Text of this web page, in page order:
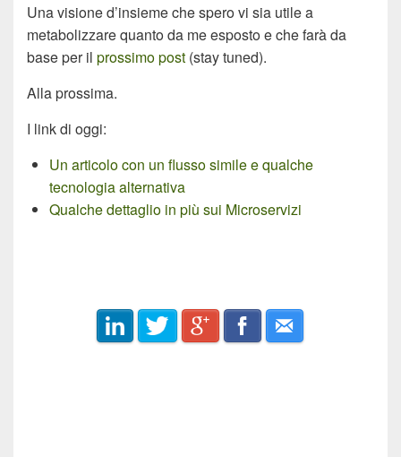
Una visione d’insieme che spero vi sia utile a
metabolizzare quanto da me esposto e che farà da
base per il prossimo post (stay tuned).
Alla prossima.
I link di oggi:
Un articolo con un flusso simile e qualche
tecnologia alternativa
Qualche dettaglio in più sui Microservizi